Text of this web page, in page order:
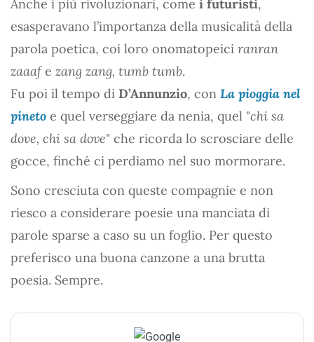
Anche i più rivoluzionari, come i futuristi,
esasperavano l’importanza della musicalità della
parola poetica, coi loro onomatopeici ranran
zaaafe zang zang, tumb tumb.
Fu poi il tempo di D’Annunzio, con La pioggia nel
pineto e quel verseggiare da nenia, quel "chi sa
dove, chi sa dove" che ricorda lo scrosciare delle
gocce, finché ci perdiamo nel suo mormorare.
Sono cresciuta con queste compagnie e non
riesco a considerare poesie una manciata di
parole sparse a caso su un foglio. Per questo
preferisco una buona canzone a una brutta
poesia. Sempre.